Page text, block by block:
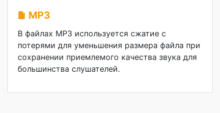
MP3
В файлах MP3 используется сжатие с
потерями для уменьшения размера файла при
сохранении приемлемого качества звука для
большинства слушателей.